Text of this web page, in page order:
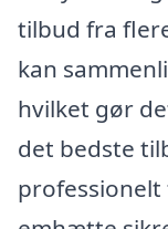
tilbud fra
kan
hvilket gør
det bedste